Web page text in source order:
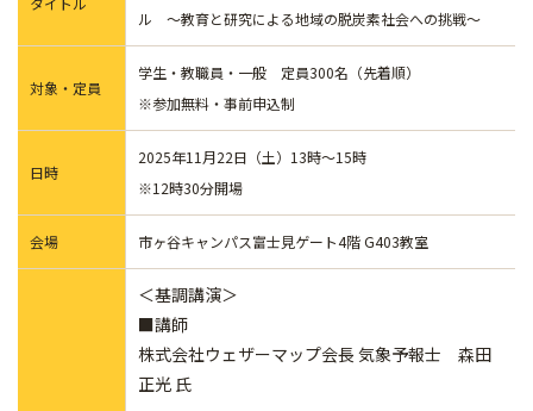
ル ～教育と研究による地域の脱炭素社会への挑戦～
対象・定員
学生・教職員・一般 定員300名（先着順）
※参加無料・事前申込制
日時
2025年11月22日（土）13時～15時
※12時30分開場
会場 市ヶ谷キャンパス富士見ゲート4階 G403教室
＜基調講演＞
■講師
株式会社ウェザーマップ会長 気象予報士 森田
正光 氏